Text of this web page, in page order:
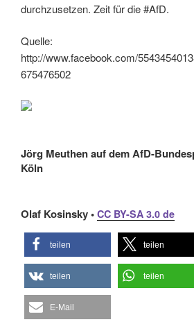
durchzusetzen. Zeit für die #AfD.
Quelle:
http://www.facebook.com/
675476502
Jörg Meuthen auf dem AfD-
Köln
Olaf Kosinsky • CC BY-SA 3.0 de
teilen teilen
teilen teilen
E-Mail